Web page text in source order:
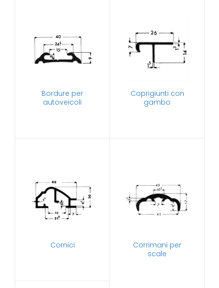
Bordure per
autoveicoli
Coprigiunti con
gambo
Cornici
Corrimani per
scale